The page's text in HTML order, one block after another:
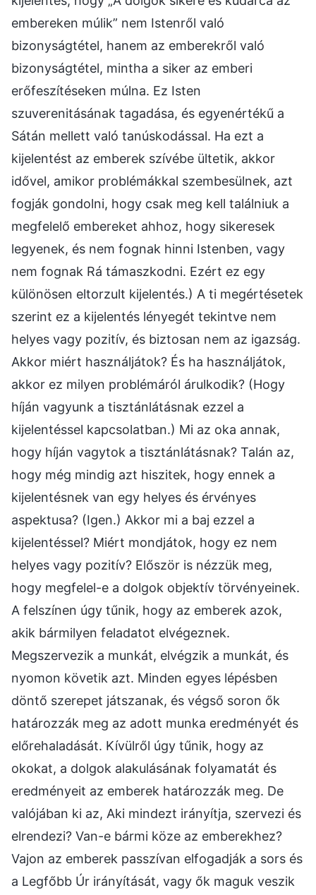
embereken múlik” nem Istenről való
bizonyságtétel, hanem az emberekről való
bizonyságtétel, mintha a siker az emberi
erőfeszítéseken múlna. Ez Isten
szuverenitásának tagadása, és egyenértékű a
Sátán mellett való tanúskodással. Ha ezt a
kijelentést az emberek szívébe ültetik, akkor
idővel, amikor problémákkal szembesülnek, azt
fogják gondolni, hogy csak meg kell találniuk a
megfelelő embereket ahhoz, hogy sikeresek
legyenek, és nem fognak hinni Istenben, vagy
nem fognak Rá támaszkodni. Ezért ez egy
különösen eltorzult kijelentés.) A ti megértésetek
szerint ez a kijelentés lényegét tekintve nem
helyes vagy pozitív, és biztosan nem az igazság.
Akkor miért használjátok? És ha használjátok,
akkor ez milyen problémáról árulkodik? (Hogy
híján vagyunk a tisztánlátásnak ezzel a
kijelentéssel kapcsolatban.) Mi az oka annak,
hogy híján vagytok a tisztánlátásnak? Talán az,
hogy még mindig azt hiszitek, hogy ennek a
kijelentésnek van egy helyes és érvényes
aspektusa? (Igen.) Akkor mi a baj ezzel a
kijelentéssel? Miért mondjátok, hogy ez nem
helyes vagy pozitív? Először is nézzük meg,
hogy megfelel-e a dolgok objektív törvényeinek.
A felszínen úgy tűnik, hogy az emberek azok,
akik bármilyen feladatot elvégeznek.
Megszervezik a munkát, elvégzik a munkát, és
nyomon követik azt. Minden egyes lépésben
döntő szerepet játszanak, és végső soron ők
határozzák meg az adott munka eredményét és
előrehaladását. Kívülről úgy tűnik, hogy az
okokat, a dolgok alakulásának folyamatát és
eredményeit az emberek határozzák meg. De
valójában ki az, Aki mindezt irányítja, szervezi és
elrendezi? Van-e bármi köze az emberekhez?
Vajon az emberek passzívan elfogadják a sors és
a Legfőbb Úr irányítását, vagy ők maguk veszik